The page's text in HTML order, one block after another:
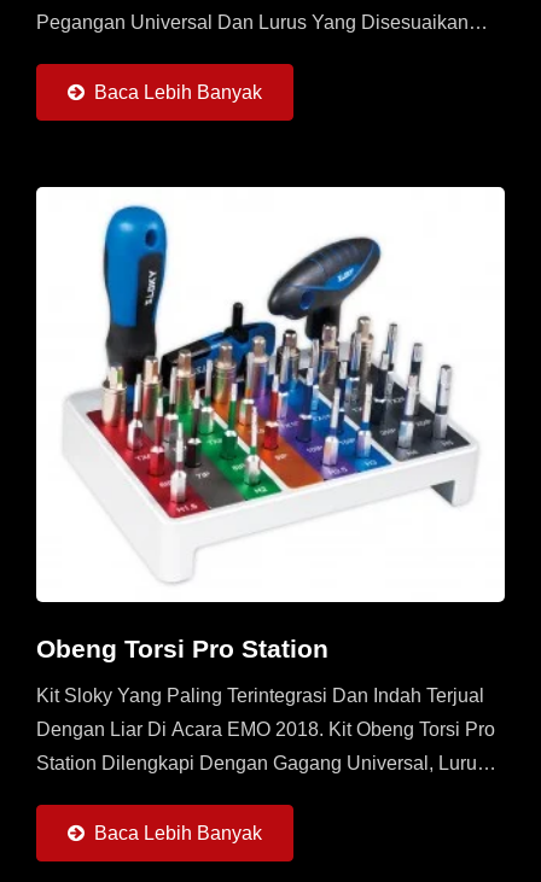
Pegangan Universal Dan Lurus Yang Disesuaikan
Dan 6 Buah Bit Masing-Masing...
Baca Lebih Banyak
Obeng Torsi Pro Station
Kit Sloky Yang Paling Terintegrasi Dan Indah Terjual
Dengan Liar Di Acara EMO 2018. Kit Obeng Torsi Pro
Station Dilengkapi Dengan Gagang Universal, Lurus,
Buah...Baca Lebih Banyak